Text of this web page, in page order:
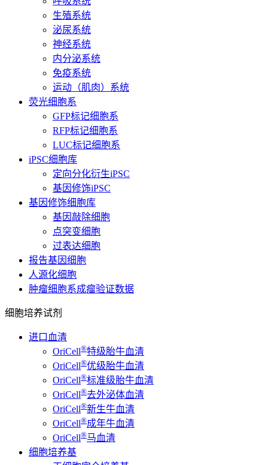
生殖系统
泌尿系统
神经系统
内分泌系统
免疫系统
运动（肌肉）系统
荧光细胞系
GFP标记细胞系
RFP标记细胞系
LUC标记细胞系
iPSC细胞库
定向分化衍生iPSC
基因修饰iPSC
基因修饰细胞库
基因敲除细胞
点突变细胞
过表达细胞
报告基因细胞
人源化细胞
肿瘤细胞系成瘤验证数据
细胞培养试剂
进口血清
OriCell®特级胎牛血清
OriCell®优级胎牛血清
OriCell®标准级胎牛血清
OriCell®去外泌体血清
OriCell®新生牛血清
OriCell®成年牛血清
OriCell®马血清
细胞培养基